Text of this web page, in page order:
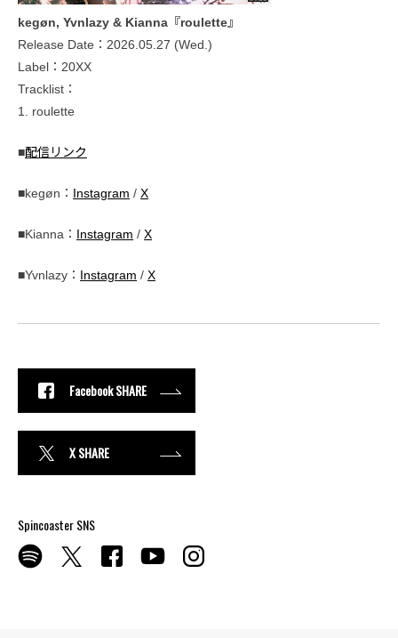
kegøn, Yvnlazy & Kianna『roulette』
Release Date：2026.05.27 (Wed.)
Label：20XX
Tracklist：
1. roulette
■配信リンク
■kegøn： Instagram / X
■Kianna： Instagram / X
■Yvnlazy： Instagram / X
Facebook SHARE
X SHARE
Spincoaster SNS